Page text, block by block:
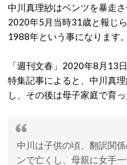
中川真理紗はベンツを暴走
2020年5月当時31歳と報じ
1988年という事になります。
「週刊文春」2020年8月13
特集記事によると、中川真
し、その後は母子家庭で育っ
中川は子供の頃、翻訳関
ンで亡くし、母親に女手一